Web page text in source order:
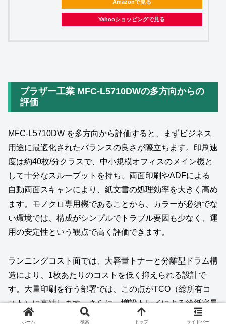
Amazonで見る
Yahooショッピングで見る
ブラザー工業 MFC‑L5710DWの多方向からの
評価
MFC‑L5710DW を多方向から評価すると、まずビジネス
用途に最適化されたバランスの良さが際立ちます。印刷速
度は約40枚/分クラスで、中小規模オフィスのメイン機と
して十分なスループットを持ち、両面印刷やADFによる
自動両面スキャンにより、紙文書の処理効率を大きく高め
ます。モノクロ専用機であることから、カラーが必須でな
い環境では、構成がシンプルでトラブル要因も少なく、運
用の安定性という観点で高く評価できます。
ランニングコスト面では、大容量トナーと分離型ドラム構
造により、1枚あたりのコストを低く抑えられる設計で
す。大量印刷を行う部署では、この点がTCO（総所有コ
スト）に直結します。さらに、増設トレイによる給紙容量
拡張が可能なため、用紙補給の手間を減らし、業務の中断
ホーム 検索 トップ サイドバー